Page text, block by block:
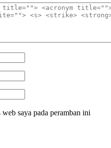
saya pada peramban ini